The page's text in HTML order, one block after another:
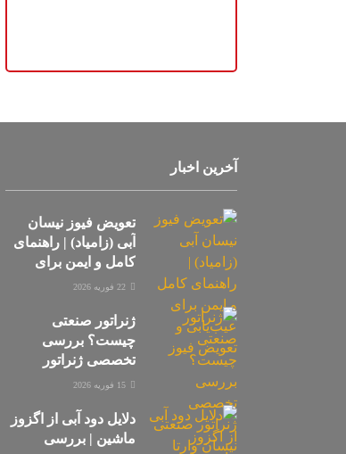
آخرین اخبار
تعویض فیوز نیسان
آبی (زامیاد) | راهنمای
کامل و ایمن برای
عیب‌یابی و تعویض
22 فوریه 2026
ژنراتور صنعتی
چیست؟ بررسی
تخصصی ژنراتور
صنعتی نیسان وارتا
15 فوریه 2026
دلایل دود آبی از اگزوز
ماشین | بررسی